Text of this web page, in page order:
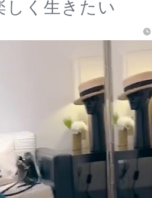
しく生きたい